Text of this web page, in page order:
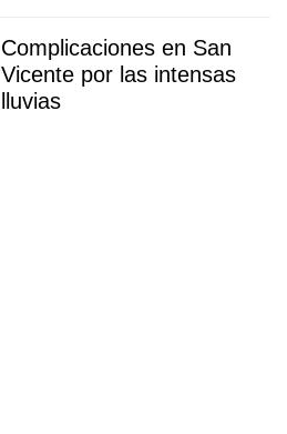
Complicaciones en San
Vicente por las intensas
lluvias